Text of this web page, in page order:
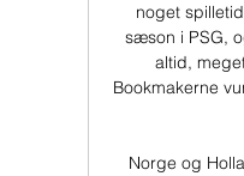
noget
sæson i PSG,
altid,
Bookmakerne
Norge og